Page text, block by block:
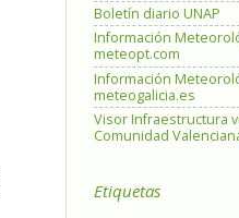
Boletín diario UNAP
Información
meteopt.com
Información
meteogalicia.es
Visor Infraestructura
Comunidad
Etiquetas